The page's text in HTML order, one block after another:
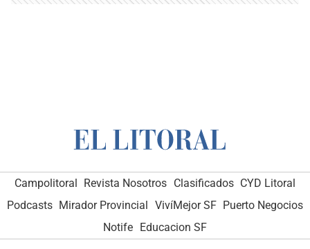
Campolitoral Revista Nosotros Clasificados CYD Litoral
Podcasts Mirador Provincial VivíMejor SF Puerto Negocios
Notife Educacion SF